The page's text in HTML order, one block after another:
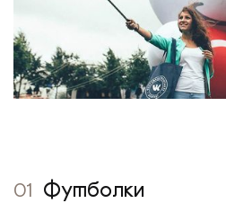
01 Футболки